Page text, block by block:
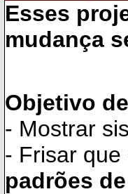
Esses
mudança
Objetivo
- Mostrar
- Frisar
padrões